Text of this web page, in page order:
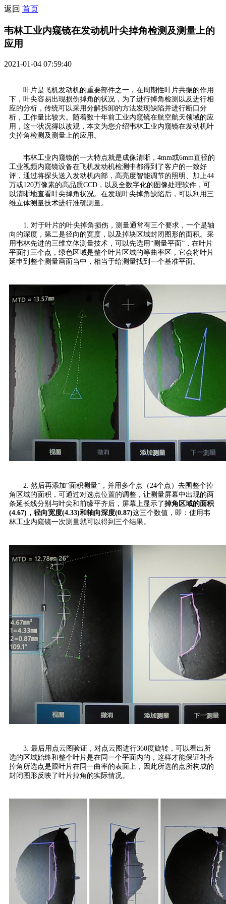
返回 首页
韦林工业内窥镜在发动机叶尖掉角检测及测量上的
应用
2021-01-04 07:59:40
叶片是飞机发动机的重要部件之一，在周期性叶片共振的作用
下，叶尖容易出现损伤掉角的状况，为了进行掉角检测以及进行相
应的分析，传统可以采用分解拆卸的方法发现缺陷并进行断口分
析，工作量比较大。随着数十年前工业内窥镜在航空航天领域的应
用，这一状况得以改观，本文为您介绍韦林工业内窥镜在发动机叶
尖掉角检测及测量上的应用。
韦林工业内窥镜的一大特点就是成像清晰，4mm或6mm直径的
工业视频内窥镜设备在飞机发动机检测中都得到了客户的一致好
评，通过将探头送入发动机内部，高亮度智能调节的照明、加上44
万或120万像素的高品质CCD，以及全数字化的图像处理软件，可
以清晰地查看叶尖掉角状况。在发现叶尖掉角缺陷后，可以利用三
维立体测量技术进行准确测量。
1. 对于叶片的叶尖掉角损伤，测量通常有三个要求，一个是轴
向的深度，第二是径向的宽度，以及掉块区域封闭图形的面积。采
用韦林先进的三维立体测量技术，可以先选用“测量平面”，在叶片
平面打三个点，绿色区域是整个叶片区域的等曲率区，它会将叶片
延申到整个测量画面当中，相当于给测量找到一个基准平面。
2. 然后再添加“面积测量”，并用多个点（24个点）去围整个掉
角区域的面积，可通过对选点位置的调整，让测量屏幕中出现的两
条延长线分别与叶尖和前缘平齐后，屏幕上显示了掉角区域的面积
(4.67)，径向宽度(4.33)和轴向深度(0.87)这三个数值，即：使用韦
林工业内窥镜一次测量就可以得到三个结果。
3. 最后用点云图验证，对点云图进行360度旋转，可以看出所
选的区域始终和整个叶片是在同一个平面内的，这样才能保证补齐
掉角所选点是跟叶片在同一曲率的表面上，因此所选的点所构成的
封闭图形反映了叶片掉角的实际情况。